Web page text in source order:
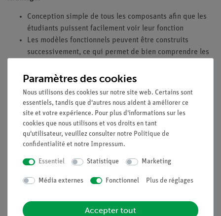
Conception simple de tous les composants afin que les
étudiants puissent facilement voir leur fonction
Les modèles fonctionnels peuvent être construits
successivement, ce qui permet de bien comprendre les
eux.
Aucun outil nécessaire
Description de l'expérience spécialement
compréhensible et préparée de manière didactique
(pertinence pour la vie quotidienne, etc.), y compris les
questions de protocole.
L'enseignement orienté vers l'avenir : Intégration dans
les cours de sciences numériques avec des tablettes ou
Augmentation de la motivation des étudiants grâce à
Augmentation de la compétence médiatique.
Paramètres des cookies
Nous utilisons des cookies sur notre site web. Certains sont
essentiels, tandis que d'autres nous aident à améliorer ce
site et votre expérience. Pour plus d'informations sur les
cookies que nous utilisons et vos droits en tant
qu'utilisateur, veuillez consulter notre Politique de
confidentialité et notre Impressum.
Essentiel Statistique Marketing
Média externes Fonctionnel Plus de réglages
Accepter tout